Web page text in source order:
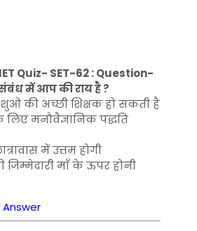
Quiz- SET-62 : Question-
संबंध में आप की राय है ?
की अच्छी शिक्षक हो सकती है
लिए मनौवैज्ञानिक पद्धति
में उत्तम होगी
जिम्मेदारी माँ के ऊपर होनी
Answer